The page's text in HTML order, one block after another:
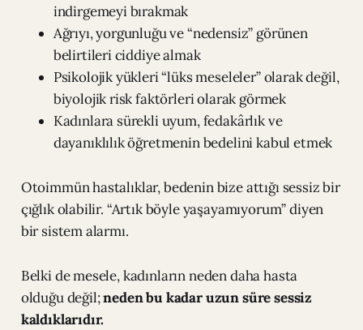
indirgemeyi bırakmak
Ağrıyı, yorgunluğu ve “nedensiz” görünen
belirtileri ciddiye almak
Psikolojik yükleri “lüks meseleler” olarak değil,
biyolojik risk faktörleri olarak görmek
Kadınlara sürekli uyum, fedakârlık ve
dayanıklılık öğretmenin bedelini kabul etmek
Otoimmün hastalıklar, bedenin bize attığı sessiz bir
çığlık olabilir. “Artık böyle yaşayamıyorum” diyen
bir sistem alarmı.
Belki de mesele, kadınların neden daha hasta
olduğu değil;neden bu kadar uzun süre sessiz
kaldıklarıdır.